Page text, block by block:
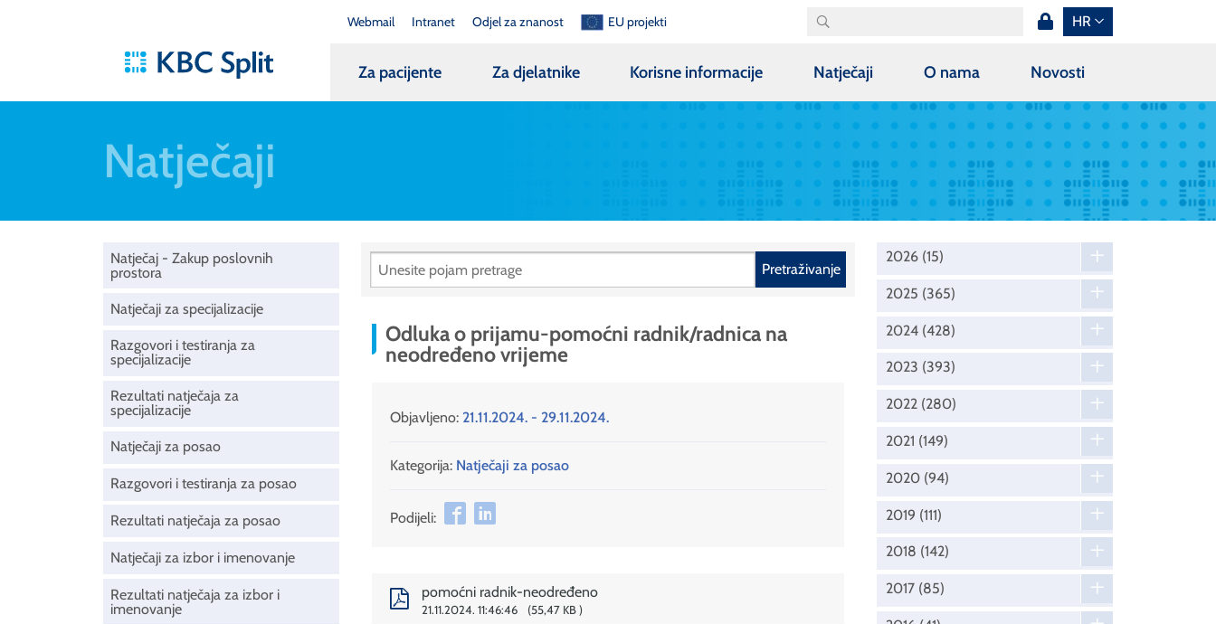
Webmail Intranet Odjel za znanost EU projekti HR
Za pacijente Za djelatnike Korisne informacije Natječaji O nama Novosti
Natječaji
Natječaj - Zakup poslovnih
prostora
Natječaji za specijalizacije
Razgovori i testiranja za
specijalizacije
Rezultati natječaja za
specijalizacije
Natječaji za posao
Razgovori i testiranja za posao
Rezultati natječaja za posao
Natječaji za izbor i imenovanje
Rezultati natječaja za izbor i
imenovanje
Pretraživanje
Odluka o prijamu-pomoćni radnik/radnica na
neodređeno vrijeme
Objavljeno: 21.11.2024. - 29.11.2024.
Kategorija: Natječaji za posao
Podijeli:
pomoćni radnik-neodređeno
21.11.2024. 11:46:46 55,47 KB
2026 (15)
2025 (365)
2024 (428)
2023 (393)
2022 (280)
2021 (149)
2020 (94)
2019 (111)
2018 (142)
2017 (85)